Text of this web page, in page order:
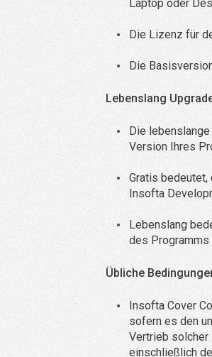
Laptop oder
Die Lizenz für
Die
Lebenslang
Die
Version Ihres
Gratis
Insofta
Lebenslang
des Programms
Übliche
Insofta Cover
sofern es den
Vertrieb solcher
einschließlich